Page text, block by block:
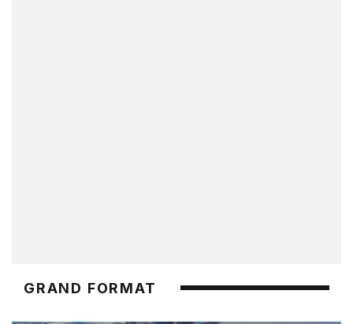
GRAND FORMAT